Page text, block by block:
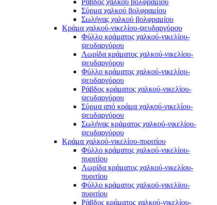
Ράβδος χαλκού βολφραμίου
Σύρμα χαλκού βολφραμίου
Σωλήνας χαλκού βολφραμίου
Κράμα χαλκού-νικελίου-ψευδαργύρου
Φύλλο κράματος χαλκού-νικελίου-
ψευδαργύρου
Λωρίδα κράματος χαλκού-νικελίου-
ψευδαργύρου
Φύλλο κράματος χαλκού-νικελίου-
ψευδαργύρου
Ράβδος κράματος χαλκού-νικελίου-
ψευδαργύρου
Σύρμα από κράμα χαλκού-νικελίου-
ψευδαργύρου
Σωλήνας κράματος χαλκού-νικελίου-
ψευδαργύρου
Κράμα χαλκού-νικελίου-πυριτίου
Φύλλο κράματος χαλκού-νικελίου-
πυριτίου
Λωρίδα κράματος χαλκού-νικελίου-
πυριτίου
Φύλλο κράματος χαλκού-νικελίου-
πυριτίου
Ράβδος κράματος χαλκού-νικελίου-